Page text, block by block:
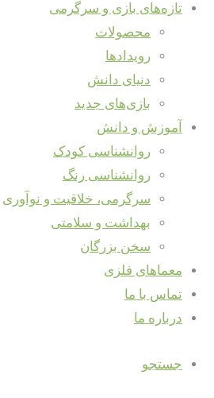
تازه‌های بازی و سرگرمی
محصولات
رویدادها
دنیای دانش
بازی‌های جدید
آموزش و دانش
روانشناسی کودک
روانشناسی رنگ
سرگرمی، خلاقیت و نوآوری
بهداشت و سلامتی
سخن بزرگان
معماهای فلزی
تماس با ما
درباره ما
جستجو
شیلد
فونیکس